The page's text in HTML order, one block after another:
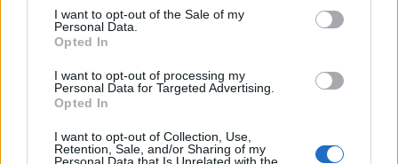
I want to opt-out of the Sale of my
Personal Data.
Opted In
I want to opt-out of processing my
Personal Data for Targeted Advertising.
Opted In
I want to opt-out of Collection, Use,
Retention, Sale, and/or Sharing of my
Personal Data that Is Unrelated with the
z tym od conajmni...